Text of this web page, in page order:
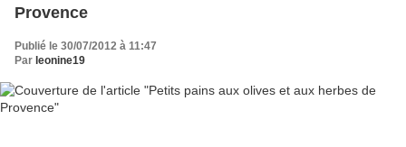
Provence
Publié le 30/07/2012 à 11:47
Par leonine19